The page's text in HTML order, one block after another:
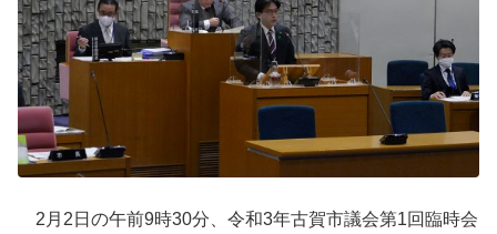
2月2日の午前9時30分、令和3年古賀市議会第1回臨時会